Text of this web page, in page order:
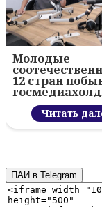
Молодые
12 стран
Псковской
Читать
ПАИ в Telegram